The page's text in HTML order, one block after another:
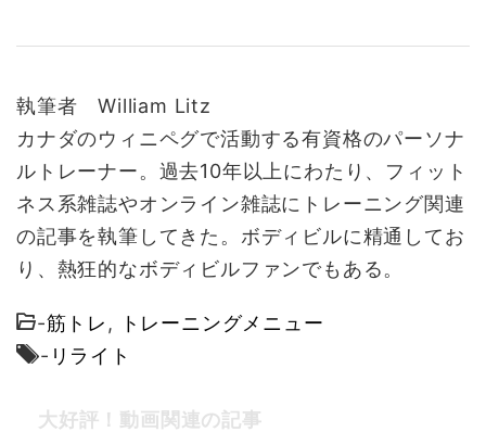
執筆者 William Litz
カナダのウィニペグで活動する有資格のパーソナ
ルトレーナー。過去10年以上にわたり、フィット
ネス系雑誌やオンライン雑誌にトレーニング関連
の記事を執筆してきた。ボディビルに精通してお
り、熱狂的なボディビルファンでもある。
-筋トレ ,
トレーニングメニュー
- リライト
大好評！動画関連の記事